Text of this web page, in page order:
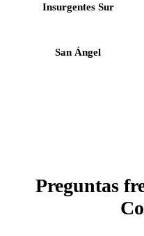
Insurgentes Sur
San Ángel
Preguntas